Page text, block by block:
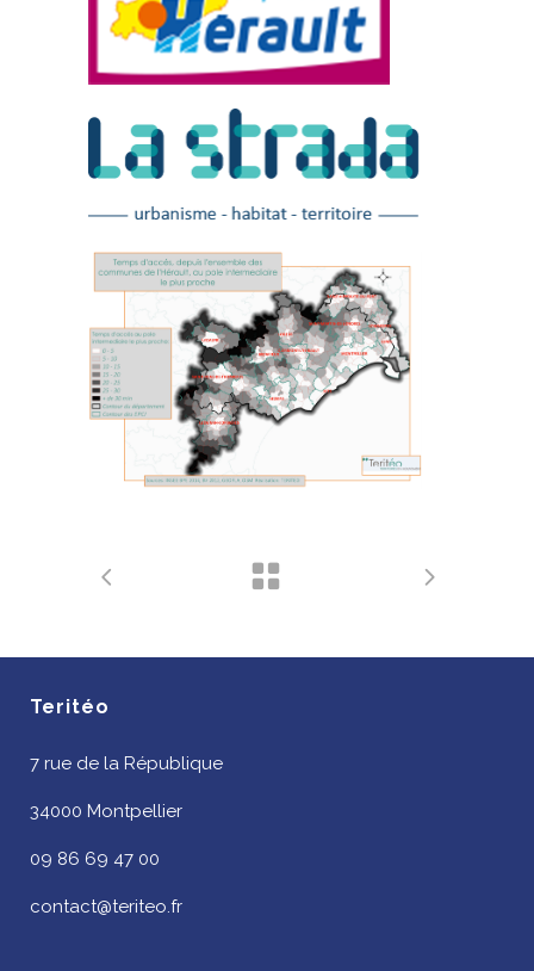
Teritéo
7 rue de la République
34000 Montpellier
09 86 69 47 00
contact@teriteo.fr